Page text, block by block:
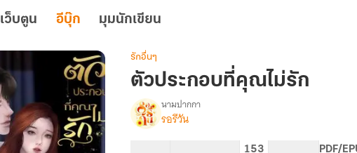
เว็บตูน อีบุ๊ก มุมนักเขียน
รักอื่นๆ
ตัวประกอบที่คุณไม่รัก
เรื่อง
ตัวประกอบ
นามปากกา
รอรีวัน
153 PDF/